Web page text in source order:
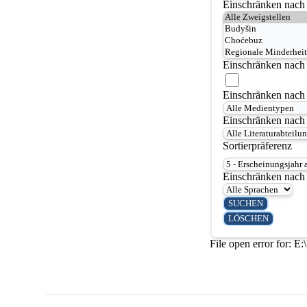
Einschränken
Einschränken
Einschränken
Einschränken
Sortierpräferenz
Einschränken nach
File open error for: